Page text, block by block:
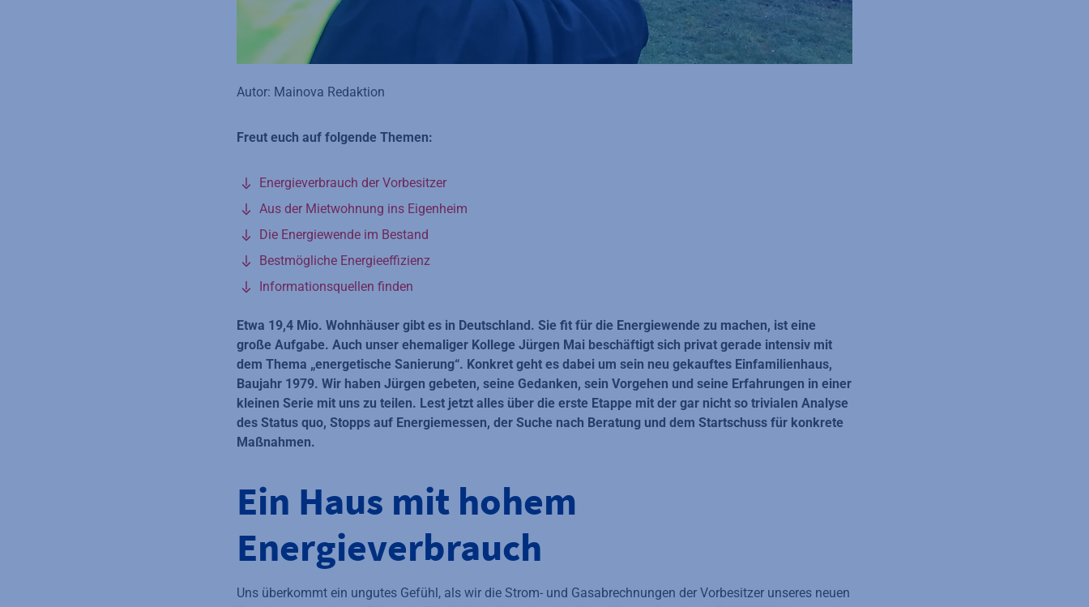
Autor: Mainova Redaktion
Freut euch auf folgende Themen:
Energieverbrauch der Vorbesitzer
Aus der Mietwohnung ins Eigenheim
Die Energiewende im Bestand
Bestmögliche Energieeffizienz
Informationsquellen finden
Etwa 19,4 Mio. Wohnhäuser gibt es in Deutschland. Sie fit für die Energiewende zu machen, ist eine
große Aufgabe. Auch unser ehemaliger Kollege Jürgen Mai beschäftigt sich privat gerade intensiv mit
dem Thema „energetische Sanierung“. Konkret geht es dabei um sein neu gekauftes Einfamilienhaus,
Baujahr 1979. Wir haben Jürgen gebeten, seine Gedanken, sein Vorgehen und seine Erfahrungen in einer
kleinen Serie mit uns zu teilen. Lest jetzt alles über die erste Etappe mit der gar nicht so trivialen Analyse
des Status quo, Stopps auf Energiemessen, der Suche nach Beratung und dem Startschuss für konkrete
Maßnahmen.
Ein Haus mit hohem
Energieverbrauch
Uns überkommt ein ungutes Gefühl, als wir die Strom- und Gasabrechnungen der Vorbesitzer unseres neuen